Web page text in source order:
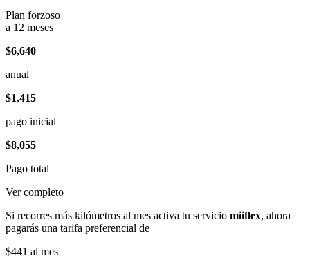
Plan forzoso
a 12 meses
$6,640
anual
$1,415
pago inicial
$8,055
Pago total
Ver completo
Si recorres más kilómetros al mes activa tu servicio miiflex, ahora
pagarás una tarifa preferencial de
$441 al mes